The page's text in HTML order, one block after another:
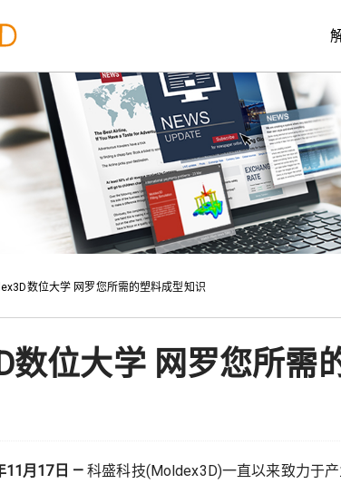
数位大学 网罗您所需的塑料成型知识
数位大学 网罗您所需
11月 17日 —科盛科技(Moldex3D)一直以来致力于